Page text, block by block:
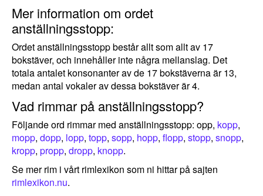
Mer information om ordet
anställningsstopp:
Ordet anställningsstopp består allt som allt av 17
bokstäver, och innehåller inte några mellanslag. Det
totala antalet konsonanter av de 17 bokstäverna är 13,
medan antal vokaler av dessa bokstäver är 4.
Vad rimmar på anställningsstopp?
Följande ord rimmar med anställningsstopp: opp, kopp,
mopp, dopp, lopp, topp, sopp, hopp, flopp, stopp, snopp,
kropp, propp, dropp, knopp.
Se mer rim i vårt rimlexikon som ni hittar på sajten
rimlexikon.nu.